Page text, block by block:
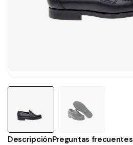
DescripciónPreguntas frecuentes